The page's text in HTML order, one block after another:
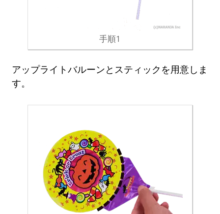
手順1
アップライトバルーンとスティックを用意しま
す。